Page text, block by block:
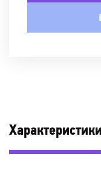
Характеристики